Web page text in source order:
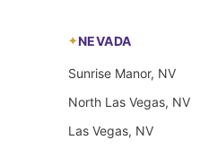
NEVADA
Sunrise Manor, NV
North Las Vegas, NV
Las Vegas, NV